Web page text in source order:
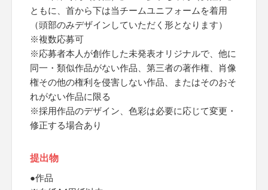
ともに、首から下は当チームユニフォームを着用
（頭部のみデザインしていただく形となります）
※複数応募可
※応募者本人が創作した未発表オリジナルで、他に
同一・類似作品がない作品、第三者の著作権、肖像
権その他の権利を侵害しない作品、またはそのおそ
れがない作品に限る
※採用作品のデザイン、色彩は必要に応じて変更・
修正する場合あり
提出物
●作品